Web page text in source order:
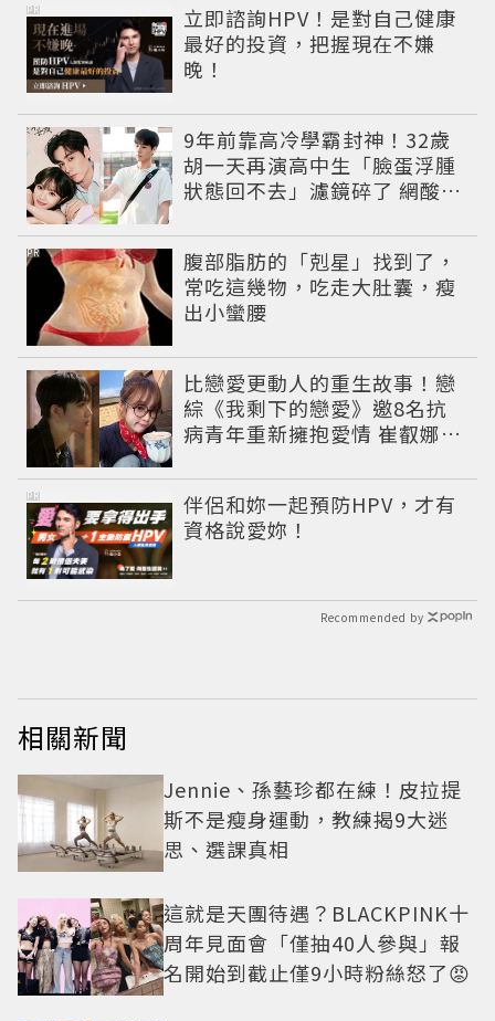
立即諮詢HPV！是對自己健康
最好的投資，把握現在不嫌
晚！
PR
9年前靠高冷學霸封神！32歲
胡一天再演高中生「臉蛋浮腫
狀態回不去」濾鏡碎了 網酸：
腹部脂肪的「剋星」找到了，
常吃這幾物，吃走大肚囊，瘦
出小蠻腰
PR
比戀愛更動人的重生故事！戀
綜《我剩下的戀愛》邀8名抗
病青年重新擁抱愛情 崔叡娜淚
伴侶和妳一起預防HPV，才有
資格說愛妳！
PR
Recommended by
相關新聞
Jennie、孫藝珍都在練！皮拉提
斯不是瘦身運動，教練揭9大迷
思、選課真相
這就是天團待遇？BLACKPINK十
周年見面會「僅抽40人參與」報
名開始到截止僅9小時粉絲怒了😡